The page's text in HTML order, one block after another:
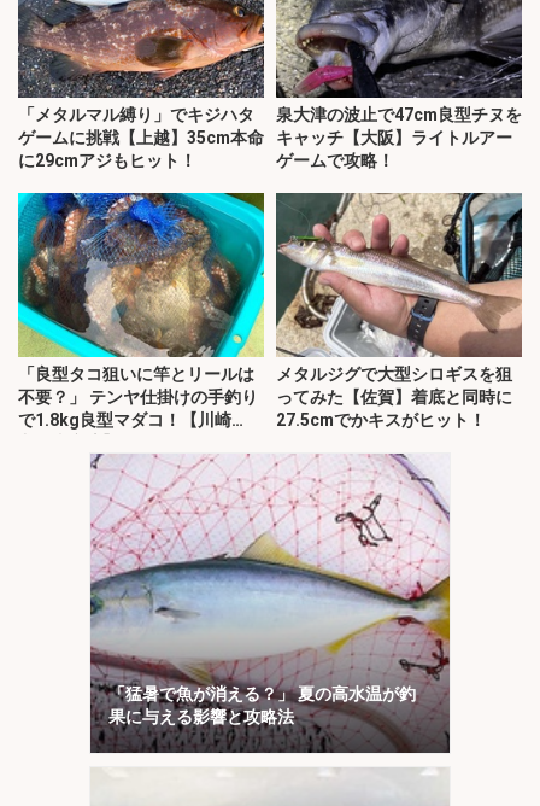
「メタルマル縛り」でキジハタ
ゲームに挑戦【上越】35cm本命
に29cmアジもヒット！
泉大津の波止で47cm良型チヌを
キャッチ【大阪】ライトルアー
ゲームで攻略！
「良型タコ狙いに竿とリールは
不要？」 テンヤ仕掛けの手釣り
で1.8kg良型マダコ！【川崎
メタルジグで大型シロギスを狙
ってみた【佐賀】着底と同時に
27.5cmでかキスがヒット！
「猛暑で魚が消える？」 夏の高水温が釣
果に与える影響と攻略法